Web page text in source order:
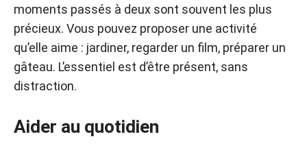
moments passés à deux sont souvent les plus
précieux. Vous pouvez proposer une activité
qu’elle aime : jardiner, regarder un film, préparer un
gâteau. L’essentiel est d’être présent, sans
distraction.
Aider au quotidien